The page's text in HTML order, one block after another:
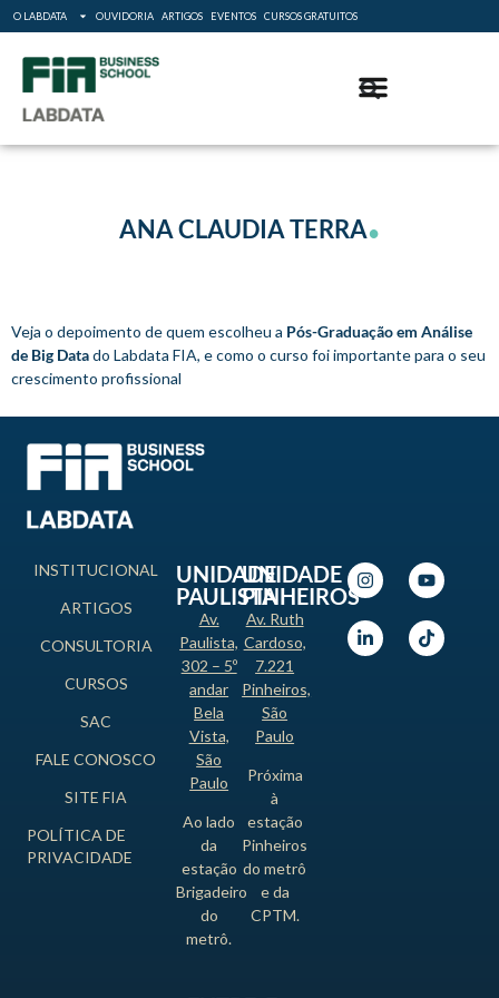
O LABDATA OUVIDORIA ARTIGOS EVENTOS CURSOS GRATUITOS
ANA CLAUDIA TERRA.
Veja o depoimento de quem escolheu a Pós-Graduação em Análise
de Big Datado Labdata FIA, e como o curso foi importante para o seu
crescimento profissional
INSTITUCIONAL
ARTIGOS
CONSULTORIA
CURSOS
SAC
FALE CONOSCO
SITE FIA
POLÍTICA DE
PRIVACIDADE
UNIDADE
PAULISTA
Av.
Paulista,
302 – 5º
andar
Bela
Vista,
São
Paulo
Ao lado
da
estação
Brigadeiro
do
metrô.
UNIDADE
PINHEIROS
Av. Ruth
Cardoso,
7.221
Pinheiros,
São
Paulo
Próxima
à
estação
Pinheiros
do metrô
e da
CPTM.